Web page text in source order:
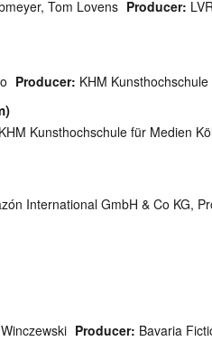
Tom Lovens Producer:
Producer: KHM
KHM Kunsthochschule für Medien
International GmbH & Co KG,
Producer: Bavaria